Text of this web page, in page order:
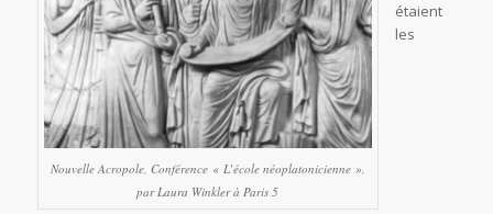
Nouvelle Acropole, Conférence « L’école néoplatonicienne »,
par Laura Winkler à Paris 5
étaient
les